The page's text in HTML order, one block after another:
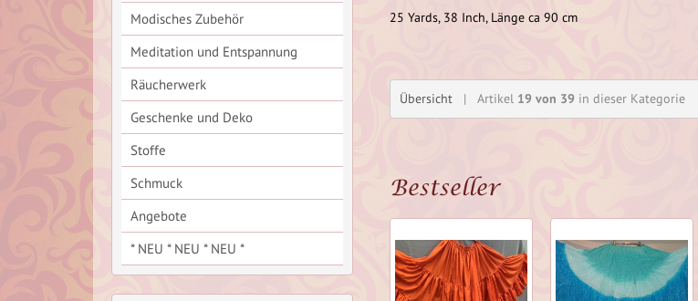
25 Yards, 38 Inch, Länge ca 90 cm
Übersicht | Artikel 19 von 39 in dieser Kategorie
Bestseller
Modisches Zubehör
Meditation und Entspannung
Räucherwerk
Geschenke und Deko
Stoffe
Schmuck
Angebote
* NEU * NEU * NEU *